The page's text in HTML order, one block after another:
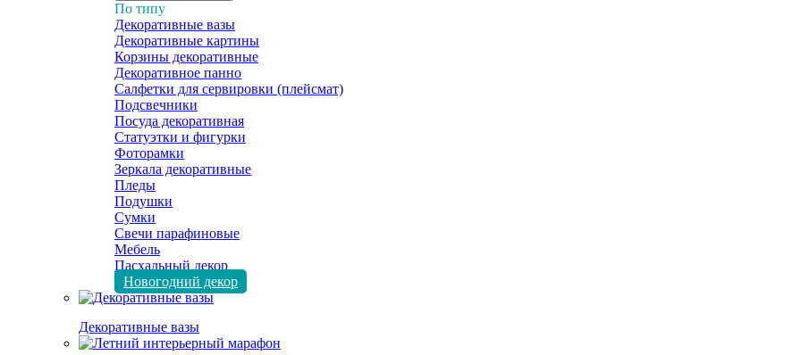
По типу
Декоративные вазы
Декоративные картины
Корзины декоративные
Декоративное панно
Салфетки для сервировки (плейсмат)
Подсвечники
Посуда декоративная
Статуэтки и фигурки
Фоторамки
Зеркала декоративные
Пледы
Подушки
Сумки
Свечи парафиновые
Мебель
Пасхальный декор
Новогодний декор
Декоративные вазы